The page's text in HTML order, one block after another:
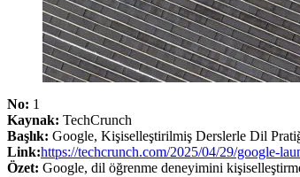
No: 1
Kaynak: TechCrunch
Başlık: Google, Kişiselleştirilmiş Derslerle Dil
Link:https://techcrunch.com/2025/04/29/google-
Özet: Google, dil öğrenme deneyimini